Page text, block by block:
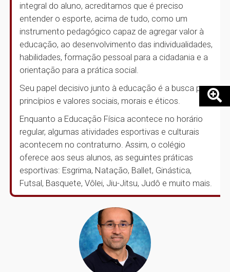
integral do aluno, acreditamos que é preciso
entender o esporte, acima de tudo, como um
instrumento pedagógico capaz de agregar valor à
educação, ao desenvolvimento das individualidades,
habilidades, formação pessoal para a cidadania e a
orientação para a prática social.
Seu papel decisivo junto à educação é a busca por
princípios e valores sociais, morais e éticos.
Enquanto a Educação Física acontece no horário
regular, algumas atividades esportivas e culturais
acontecem no contraturno. Assim, o colégio
oferece aos seus alunos, as seguintes práticas
esportivas: Esgrima, Natação, Ballet, Ginástica,
Futsal, Basquete, Vôlei, Jiu-Jitsu, Judô e muito mais.